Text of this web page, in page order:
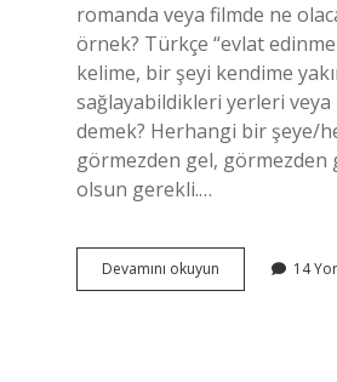
romanda veya filmde ne
örnek? Türkçe “evlat
kelime, bir şeyi kendime
sağlayabildikleri yerleri
demek? Herhangi bir şeye/
görmezden gel, görmezden
olsun gerekli.…
Devamını okuyun Önsemek
Ne
14